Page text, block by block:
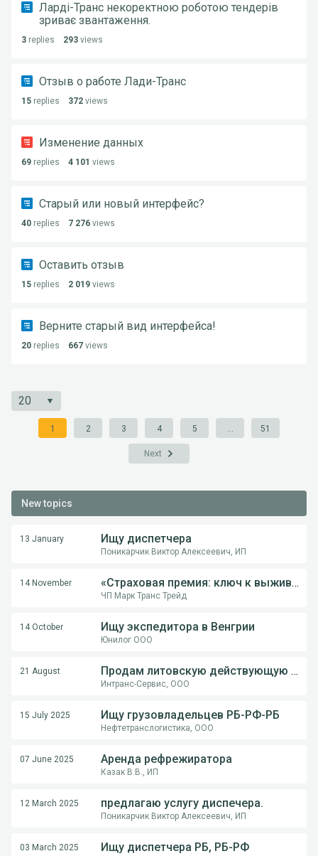
Ларді-Транс некоректною роботою тендерів
зриває звантаження.
3 replies 293 views
Отзыв о работе Лади-Транс
15 replies 372 views
Изменение данных
69 replies 4 101 views
Старый или новый интерфейс?
40 replies 7 276 views
Оставить отзыв
15 replies 2 019 views
Верните старый вид интерфейса!
20 replies 667 views
1 2 3 4 5 51
Next
New topics
13 January Ищу диспетчера
Поникарчик Виктор Алексеевич, ИП
14 November «Страховая премия: ключ к выживанию перевозчика в международной логистике»
ЧП Марк Транс Трейд
14 October Ищу экспедитора в Венгрии
Юнилог ООО
21 August Продам литовскую действующую компанию
Интранс-Сервис, ООО
15 July 2025 Ищу грузовладельцев РБ-РФ-РБ
Нефтетранслогистика, ООО
07 June 2025 Аренда рефрежиратора
Казак В.В., ИП
12 March 2025 предлагаю услугу диспечера.
Поникарчик Виктор Алексеевич, ИП
03 March 2025 Ищу диспетчера РБ, РБ-РФ